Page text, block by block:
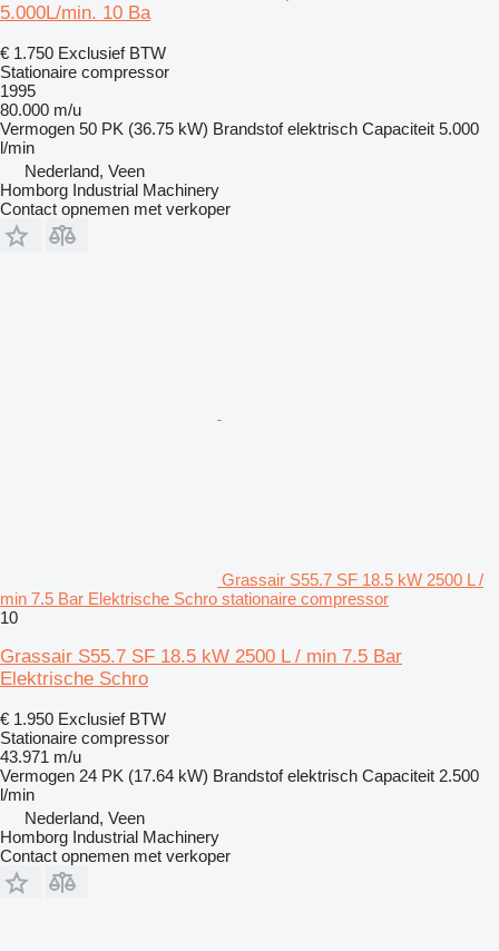
5.000L/min. 10 Ba
€ 1.750 Exclusief BTW
Stationaire compressor
1995
80.000 m/u
Vermogen 50 PK (36.75 kW) Brandstof elektrisch Capaciteit 5.000
l/min
Nederland, Veen
Homborg Industrial Machinery
Contact opnemen met verkoper
Grassair S55.7 SF 18.5 kW 2500 L /
min 7.5 Bar Elektrische Schro stationaire compressor
10
Grassair S55.7 SF 18.5 kW 2500 L / min 7.5 Bar
Elektrische Schro
€ 1.950 Exclusief BTW
Stationaire compressor
43.971 m/u
Vermogen 24 PK (17.64 kW) Brandstof elektrisch Capaciteit 2.500
l/min
Nederland, Veen
Homborg Industrial Machinery
Contact opnemen met verkoper